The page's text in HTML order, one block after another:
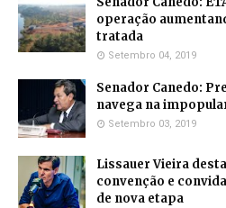
operação
tratada
Setembro 04, 2019
Senador Canedo:
navega na
Setembro 03, 2019
Lissauer Vieira
convenção e
de nova etapa